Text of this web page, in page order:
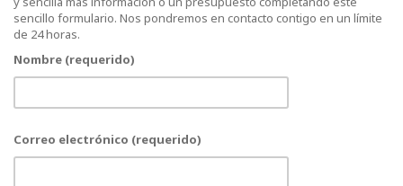
sencillo formulario. Nos pondremos en contacto contigo en un límite
de 24 horas.
Nombre (requerido)
Correo electrónico (requerido)